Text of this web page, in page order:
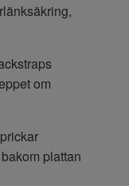
om
plattan